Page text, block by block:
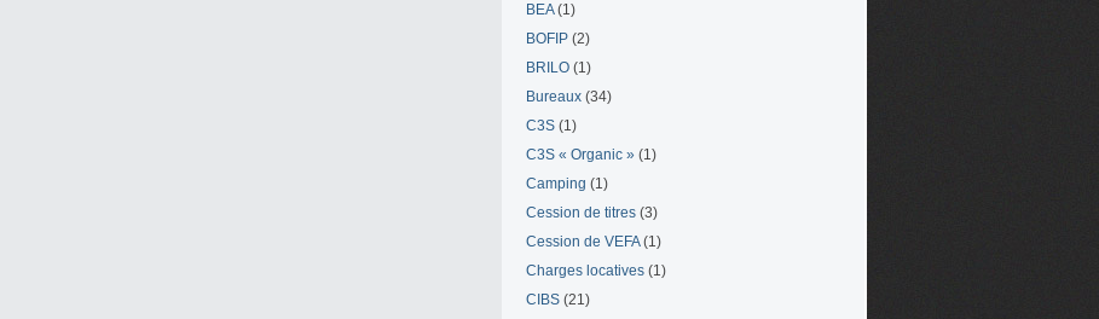
BEA(1)
BOFIP (2)
BRILO (1)
Bureaux (34)
C3S (1)
C3S « Organic » (1)
Camping (1)
Cession de titres (3)
Cession de VEFA(1)
Charges locatives (1)
CIBS (21)